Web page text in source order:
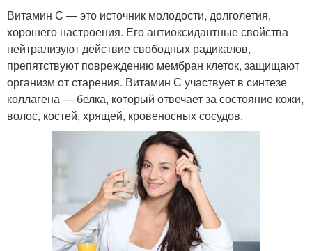
Витамин С — это источник молодости, долголетия,
хорошего настроения. Его антиоксидантные свойства
нейтрализуют действие свободных радикалов,
препятствуют повреждению мембран клеток, защищают
организм от старения. Витамин С участвует в синтезе
коллагена — белка, который отвечает за состояние кожи,
волос, костей, хрящей, кровеносных сосудов.